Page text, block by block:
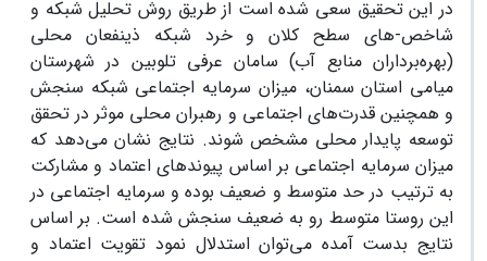
در این تحقیق سعی شده است از طریق روش تحلیل شبکه و
شاخص-های سطح کلان و خرد شبکه ذینفعان محلی
(بهره‌برداران منابع آب) سامان عرفی تلوبین در شهرستان
میامی استان سمنان، میزان سرمایه اجتماعی شبکه سنجش
و همچنین قدرت‌های اجتماعی و رهبران محلی موثر در تحقق
توسعه پایدار محلی مشخص شوند. نتایج نشان می‌دهد که
میزان سرمایه اجتماعی بر اساس پیوندهای اعتماد و مشارکت
به ترتیب در حد متوسط و ضعیف بوده و سرمایه اجتماعی در
این روستا متوسط رو به ضعیف سنجش شده است. بر اساس
نتایج بدست آمده می‌توان استدلال نمود تقویت اعتماد و